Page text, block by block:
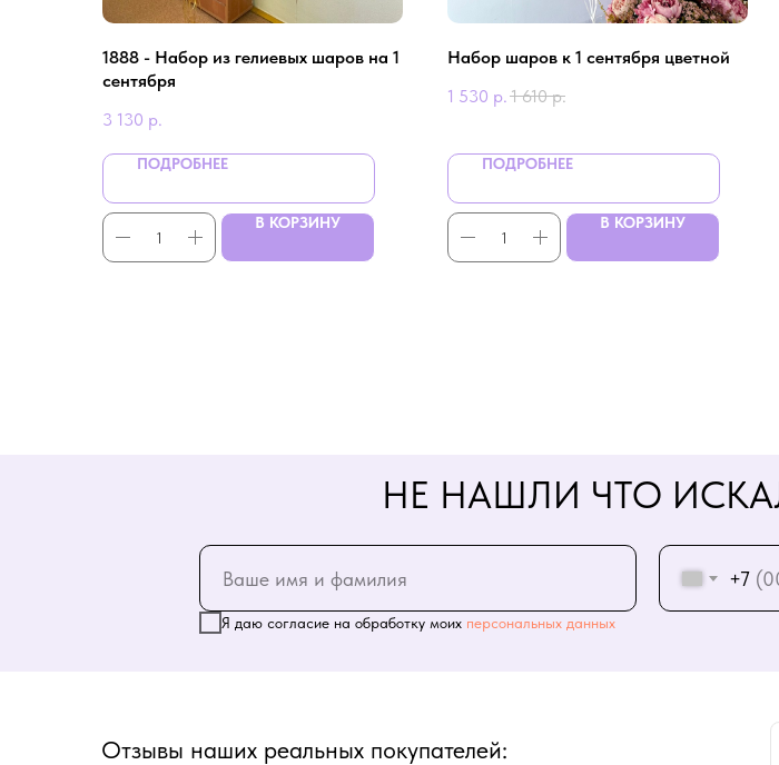
1888 - Набор из гелиевых шаров на 1
сентября
3 130 р.
ПОДРОБНЕЕ
В КОРЗИНУ
Набор шаров к 1 сентября цветной
1 530 р. 1 610 р.
ПОДРОБНЕЕ
В КОРЗИНУ
+7
Я даю согласие на обработку моих персональных данных
НЕ НАШЛИ ЧТО
Отзывы наших реальных покупателей: